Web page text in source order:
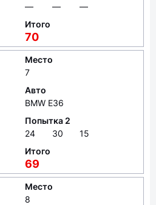
—
—
—
Итого
70
Место
7
Авто
BMW E36
Попытка 2
24
30
15
Итого
69
Место
8